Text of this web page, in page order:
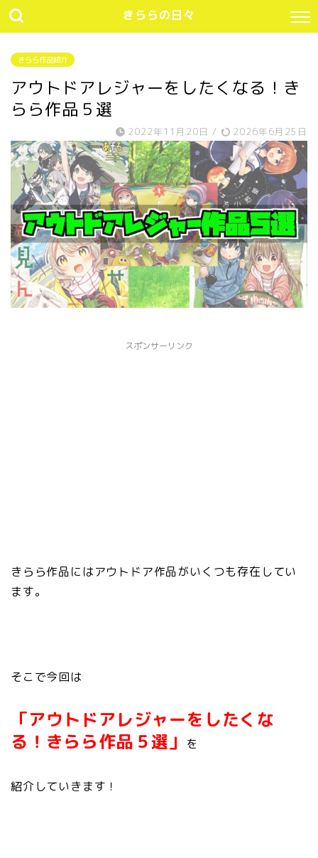
きららの日々
きらら作品紹介
アウトドアレジャーをしたくなる！き
らら作品５選
2022年11月20日 / 2026年6月25日
スポンサーリンク
きらら作品にはアウトドア作品がいくつも存在してい
ます。
そこで今回は
「アウトドアレジャーをしたくな
る！きらら作品５選」
を
紹介していきます！